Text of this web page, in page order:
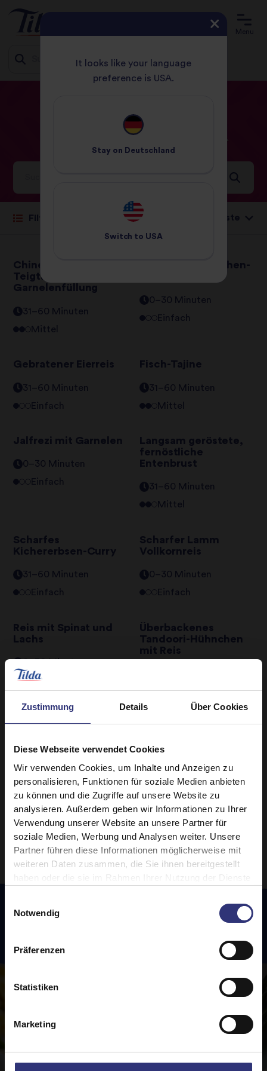
Zustimmung Details Über Cookies
Diese Webseite verwendet Cookies
Wir verwenden Cookies, um Inhalte und Anzeigen zu
personalisieren, Funktionen für soziale Medien anbieten
zu können und die Zugriffe auf unsere Website zu
analysieren. Außerdem geben wir Informationen zu Ihrer
Verwendung unserer Website an unsere Partner für
soziale Medien, Werbung und Analysen weiter. Unsere
Partner führen diese Informationen möglicherweise mit
weiteren Daten zusammen, die Sie ihnen bereitgestellt
Notwendig
Präferenzen
Statistiken
Marketing
Menu
UnsereRezepte
Köstliche Ideen und Inspirationen aus aller Welt
Filter Sortieren nach:
Chinesische
Teigtaschen mit
Garnelenfüllung
31–60 Minuten
Mittel
Einfaches Hühnchen-
0–30 Minuten
Einfach
Gebratener Eierreis
31–60 Minuten
Einfach
Fisch-Tajine
31–60 Minuten
Mittel
Jalfrezi mit Garnelen
0–30 Minuten
Einfach
Langsam geröstete,
fernöstliche
Entenbrust
31–60 Minuten
Mittel
Scharfes
Kichererbsen-Curry
31–60 Minuten
Einfach
Scharfer Lamm
Vollkornreis
0–30 Minuten
Einfach
Reis mit Spinat und
Lachs
0–30 Minuten
Einfach
Überbackenes
Tandoori-Hühnchen
mit Reis
Einfach
Grünes Thai-Curry
31–60 Minuten
Schwer
Gemüse-Biryani
31–60 Minuten
Schwer
1 2 3 4
It looks like your language
preference is USA.
Stay on Deutschland
Switch to USA